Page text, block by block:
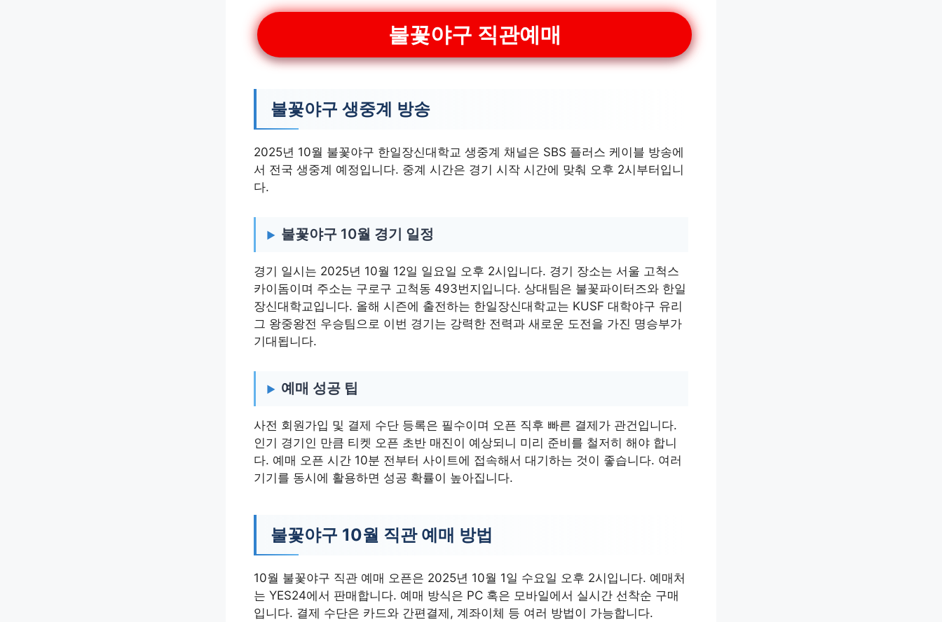
불꽃야구 직관예매
불꽃야구 생중계 방송
2025년 10월 불꽃야구 한일장신대학교 생중계 채널은 SBS 플러스 케이블 방송에
서 전국 생중계 예정입니다. 중계 시간은 경기 시작 시간에 맞춰 오후 2시부터입니
다.
불꽃야구 10월 경기 일정
경기 일시는 2025년 10월 12일 일요일 오후 2시입니다. 경기 장소는 서울 고척스
카이돔이며 주소는 구로구 고척동 493번지입니다. 상대팀은 불꽃파이터즈와 한일
장신대학교입니다. 올해 시즌에 출전하는 한일장신대학교는 KUSF 대학야구 유리
그 왕중왕전 우승팀으로 이번 경기는 강력한 전력과 새로운 도전을 가진 명승부가
기대됩니다.
예매 성공 팁
사전 회원가입 및 결제 수단 등록은 필수이며 오픈 직후 빠른 결제가 관건입니다.
인기 경기인 만큼 티켓 오픈 초반 매진이 예상되니 미리 준비를 철저히 해야 합니
다. 예매 오픈 시간 10분 전부터 사이트에 접속해서 대기하는 것이 좋습니다. 여러
기기를 동시에 활용하면 성공 확률이 높아집니다.
불꽃야구 10월 직관 예매 방법
10월 불꽃야구 직관 예매 오픈은 2025년 10월 1일 수요일 오후 2시입니다. 예매처
는 YES24에서 판매합니다. 예매 방식은 PC 혹은 모바일에서 실시간 선착순 구매
입니다. 결제 수단은 카드와 간편결제, 계좌이체 등 여러 방법이 가능합니다.